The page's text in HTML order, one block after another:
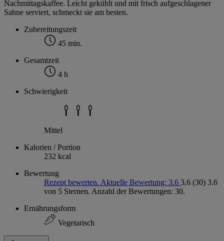
Nachmittagskaffee. Leicht gekühlt und mit frisch aufgeschlagener
Sahne serviert, schmeckt sie am besten.
Zubereitungszeit
45 min.
Gesamtzeit
4 h
Schwierigkeit
Mittel
Kalorien / Portion
232 kcal
Bewertung
Rezept bewerten. Aktuelle Bewertung: 3.6 3,6 (30) 3.6
von 5 Sternen. Anzahl der Bewertungen: 30.
Ernährungsform
Vegetarisch